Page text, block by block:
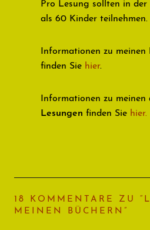
Pro Lesung sollten in
als 60 Kinder teilnehmen.
Informationen zu meinen
finden Sie hier.
Informationen zu meinen
Lesungen finden Siehier.
18 KOMMENTARE ZU “
MEINEN BÜCHERN ”